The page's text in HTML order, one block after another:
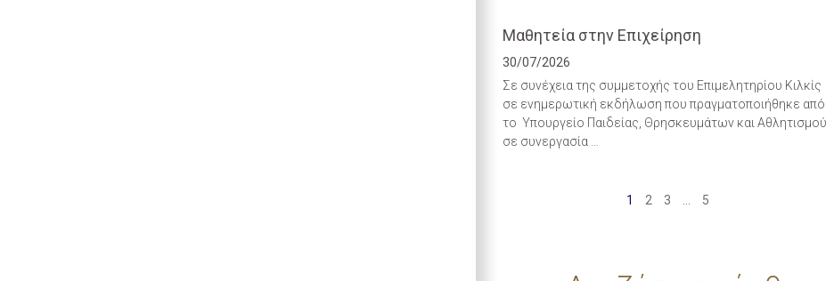
Μαθητεία στην Επιχείρηση
30/07/2026
Σε συνέχεια της συμμετοχής του Επιμελητηρίου Κιλκίς
σε ενημερωτική εκδήλωση που πραγματοποιήθηκε από
το Υπουργείο Παιδείας, Θρησκευμάτων και Αθλητισμού
σε συνεργασία …
1 2 3 5